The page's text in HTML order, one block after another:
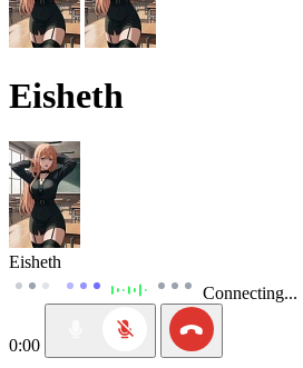
Eisheth
Eisheth
Connecting...
0:00